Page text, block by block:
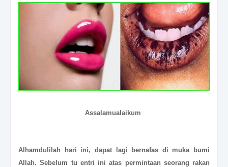
Assalamualaikum
Alhamdulilah hari ini, dapat lagi bernafas di muka bumi
Allah. Sebelum tu entri ini atas permintaan seorang rakan